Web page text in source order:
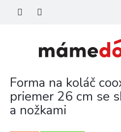
Forma na koláč
priemer 26 cm se
a nožkami